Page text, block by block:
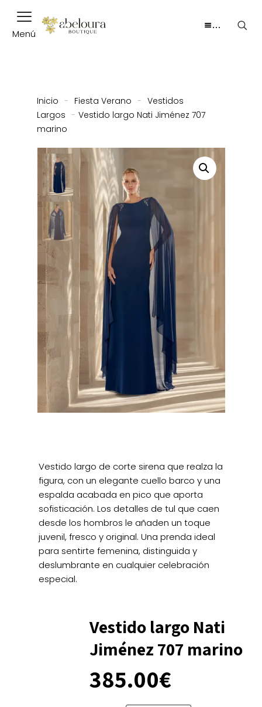
Menú
…
Inicio - Fiesta Verano - Vestidos
Largos - Vestido largo Nati Jiménez 707
marino
Vestido largo de corte sirena que realza la
figura, con un elegante cuello barco y una
espalda acabada en pico que aporta
sofisticación. Los detalles de tul que caen
desde los hombros le añaden un toque
juvenil, fresco y original. Una prenda ideal
para sentirte femenina, distinguida y
deslumbrante en cualquier celebración
especial.
Vestido largo Nati
Jiménez 707 marino
385.00€